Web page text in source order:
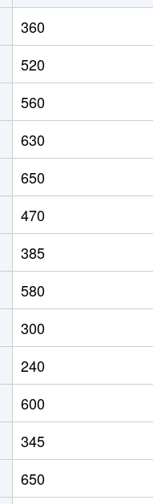
徒歩2時間
徒歩2時間
徒歩2時間
徒歩2時間
徒歩2時間
徒歩1時間15分
360
520
560
630
650
470
385
580
300
240
600
345
650